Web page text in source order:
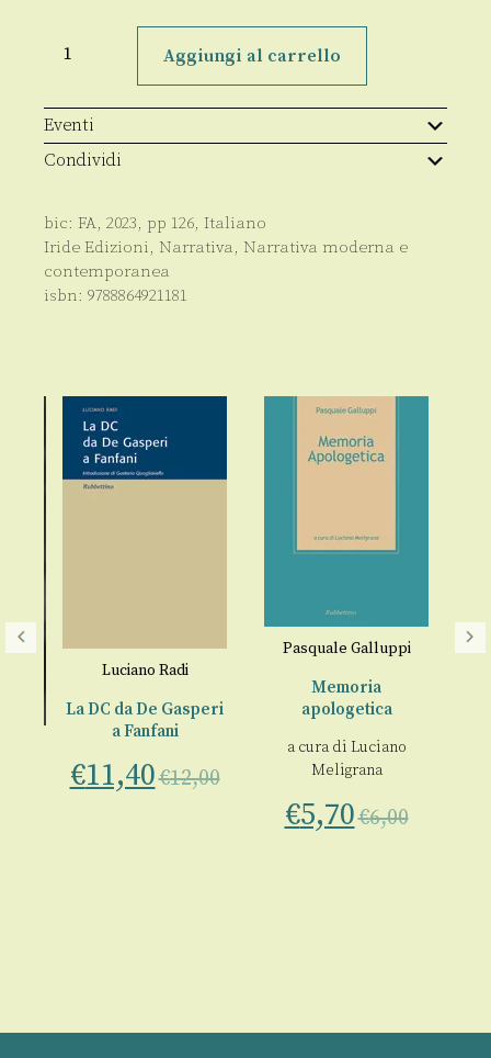
quantità
Aggiungi al carrello
Eventi
Condividi
bic: FA, 2023, pp 126, Italiano
Iride Edizioni, Narrativa, Narrativa moderna e
contemporanea
isbn: 9788864921181
Luciano Radi
La DC da De Gasperi
a Fanfani
€11,40€12,00
Pasquale Galluppi
Memoria
apologetica
a cura di Luciano
Meligrana
€5,70€6,00